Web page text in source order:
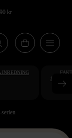
kr
INREDNING